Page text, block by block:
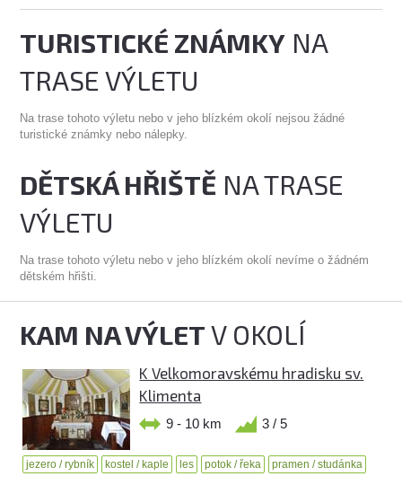
TURISTICKÉ ZNÁMKY NA
TRASE VÝLETU
Na trase tohoto výletu nebo v jeho blízkém okolí nejsou žádné
turistické známky nebo nálepky.
DĚTSKÁ HŘIŠTĚ NA TRASE
VÝLETU
Na trase tohoto výletu nebo v jeho blízkém okolí nevíme o žádném
dětském hřišti.
KAM NA VÝLETV OKOLÍ
K Velkomoravskému hradisku sv.
Klimenta
9 - 10 km 3 / 5
jezero / rybník kostel / kaple les potok / řeka pramen / studánka